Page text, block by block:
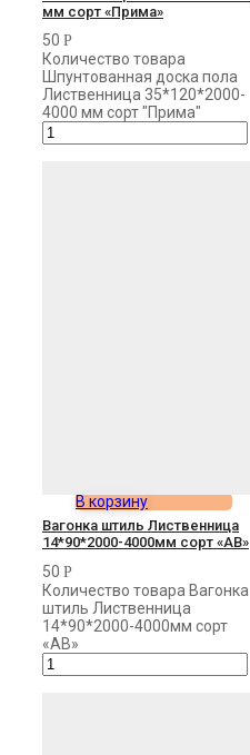
мм сорт «Прима»
50 Р
Количество товара
Шпунтованная доска пола
Лиственница 35*120*2000-
4000 мм сорт "Прима"
В корзину
Вагонка штиль Лиственница
14*90*2000-4000мм сорт «AB»
50 Р
Количество товара Вагонка
штиль Лиственница
14*90*2000-4000мм сорт
«AB»